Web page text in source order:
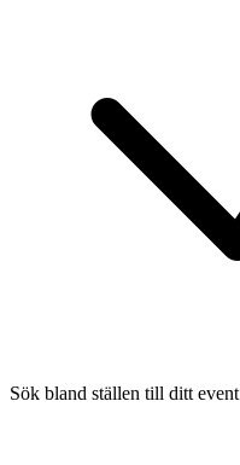
Sök bland ställen till ditt event